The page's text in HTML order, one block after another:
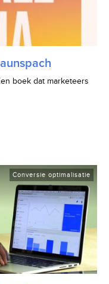
boek dat marketeers
Conversie optimalisatie